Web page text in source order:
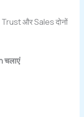
और Sales दोनों
चलाएं